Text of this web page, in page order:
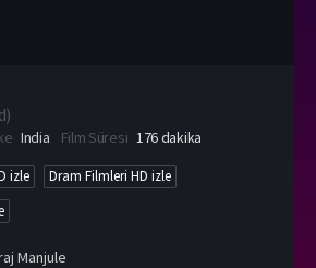
)
India Film Süresi 176 dakika
izle
Dram Filmleri HD izle
Manjule